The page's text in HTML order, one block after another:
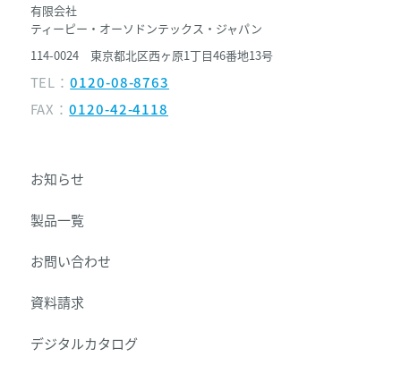
有限会社
ティーピー・オーソドンテックス・ジャパン
114-0024 東京都北区西ヶ原1丁目46番地13号
TEL：0120-08-8763
FAX：0120-42-4118
お知らせ
製品一覧
お問い合わせ
資料請求
デジタルカタログ